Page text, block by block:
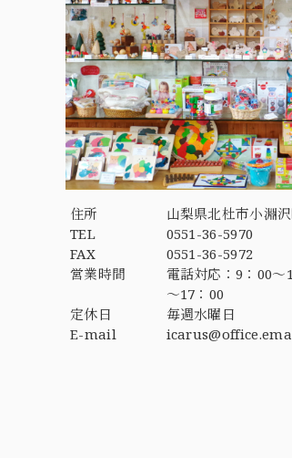
住所
山梨県北杜市小淵
TEL
0551-36-5970
FAX
0551-36-5972
営業時間
電話対応：9：00～
～17：00
定休日
毎週水曜日
E-mail